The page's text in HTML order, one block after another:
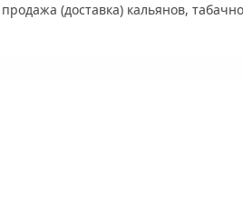
(доставка) кальянов,